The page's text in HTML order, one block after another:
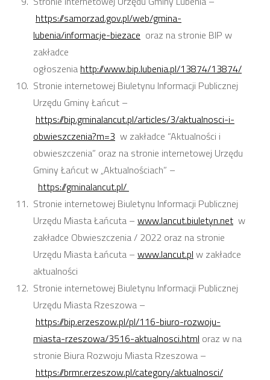
https://samorzad.gov.pl/web/gmina-
lubenia/informacje-biezace oraz na stronie BIP w
zakładce
ogłoszenia http://www.bip.lubenia.pl/13874/13874/
Stronie internetowej Biuletynu Informacji Publicznej
Urzędu Gminy Łańcut –
https://bip.gminalancut.pl/articles/3/aktualnosci-i-
obwieszczenia?m=3 w zakładce “Aktualności i
obwieszczenia” oraz na stronie internetowej Urzędu
Gminy Łańcut w „Aktualnościach” –
https://gminalancut.pl/
Stronie internetowej Biuletynu Informacji Publicznej
Urzędu Miasta Łańcuta – www.lancut.biuletyn.net w
zakładce Obwieszczenia / 2022 oraz na stronie
Urzędu Miasta Łańcuta – www.lancut.pl w zakładce
aktualności
Stronie internetowej Biuletynu Informacji Publicznej
Urzędu Miasta Rzeszowa –
https://bip.erzeszow.pl/pl/116-biuro-rozwoju-
miasta-rzeszowa/3516-aktualnosci.html oraz w na
stronie Biura Rozwoju Miasta Rzeszowa –
https://brmr.erzeszow.pl/category/aktualnosci/